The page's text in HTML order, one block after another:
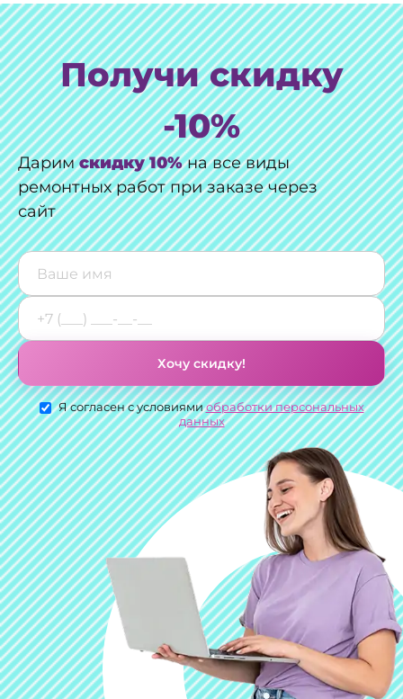
Получи скидку
-10%
Даримскидку 10%на все виды
ремонтных работ при заказе через
сайт
Хочу скидку!
Я согласен с условиямиобработки персональных
данных